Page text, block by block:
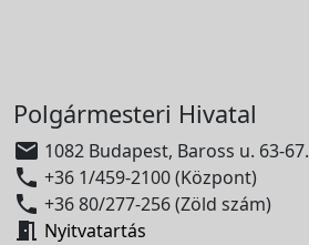
Polgármesteri Hivatal
 1082 Budapest, Baross u. 63-67.
 +36 1/459-2100 (Központ)
 +36 80/277-256 (Zöld szám)
 Nyitvatartás